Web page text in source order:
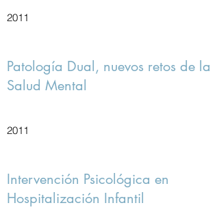
2011
Patología Dual, nuevos retos de la
Salud Mental
2011
Intervención Psicológica en
Hospitalización Infantil